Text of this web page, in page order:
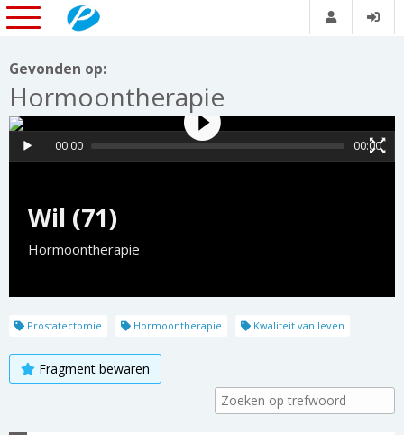
Gevonden op:
Hormoontherapie
Wil (71)
Hormoontherapie
00:00 00:00
Prostatectomie Hormoontherapie Kwaliteit van leven
Fragment bewaren